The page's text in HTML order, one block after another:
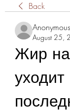
Back
Anonymous
August 25,
Жир
уходит